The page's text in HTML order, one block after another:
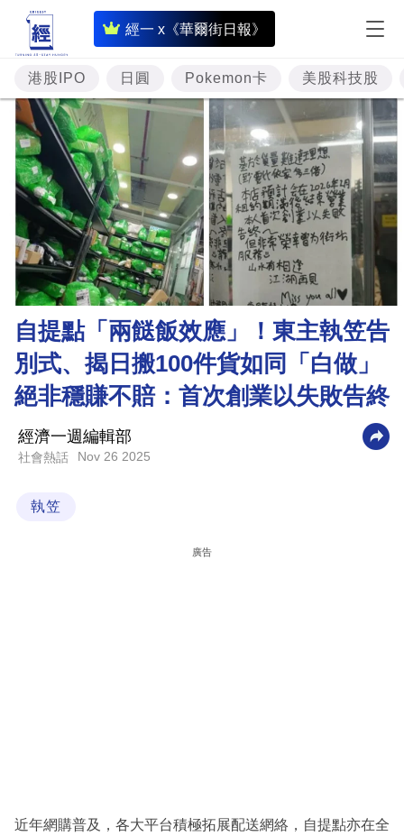
經一 x《華爾街日報》
即
時
財
經
題
投
資
樓
市
理
財
商
業
科
技
港股IPO 日圓 Pokemon卡 美股科技股
自提點「兩餸飯效應」！東主執笠告
別式、揭日搬100件貨如同「白做」
絕非穩賺不賠：首次創業以失敗告終
經濟一週編輯部
社會熱話 Nov 26 2025
執笠
廣告
近年網購普及，各大平台積極拓展配送網絡，自提點亦在全